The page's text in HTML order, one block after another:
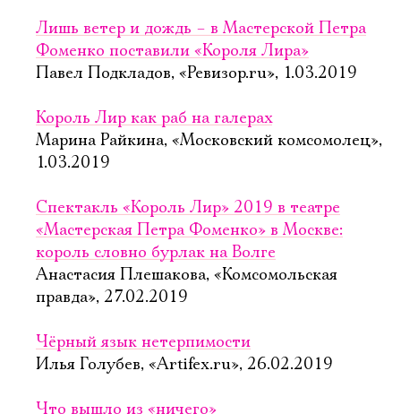
Лишь ветер и дождь – в Мастерской Петра
Фоменко поставили «Короля Лира»
Павел Подкладов, «Ревизор.ru», 1.03.2019
Король Лир как раб на галерах
Марина Райкина, «Московский комсомолец»,
1.03.2019
Спектакль «Король Лир» 2019 в театре
«Мастерская Петра Фоменко» в Москве:
король словно бурлак на Волге
Анастасия Плешакова, «Комсомольская
правда», 27.02.2019
Чёрный язык нетерпимости
Илья Голубев, «Artifex.ru», 26.02.2019
Что вышло из «ничего»